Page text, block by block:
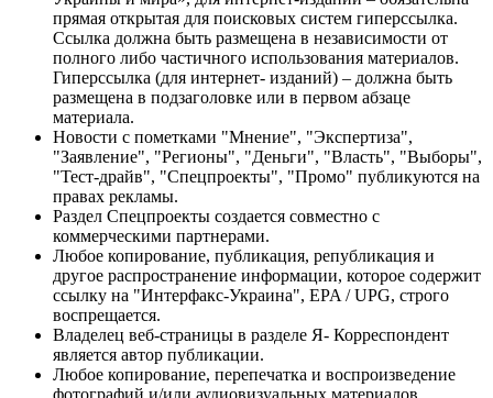
прямая открытая для поисковых систем гиперссылка.
Ссылка должна быть размещена в независимости от
полного либо частичного использования материалов.
Гиперссылка (для интернет- изданий) – должна быть
размещена в подзаголовке или в первом абзаце
материала.
Новости с пометками "Мнение", "Экспертиза",
"Заявление", "Регионы", "Деньги", "Власть", "Выборы",
"Тест-драйв", "Спецпроекты", "Промо" публикуются на
правах рекламы.
Раздел Спецпроекты создается совместно с
коммерческими партнерами.
Любое копирование, публикация, републикация и
другое распространение информации, которое содержит
ссылку на "Интерфакс-Украина", EPA / UPG, строго
воспрещается.
Владелец веб-страницы в разделе Я- Корреспондент
является автор публикации.
Любое копирование, перепечатка и воспроизведение
фотографий и/или аудиовизуальных материалов,